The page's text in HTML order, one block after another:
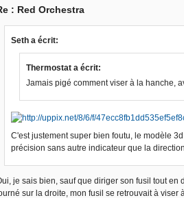
: Red Orchestra
Seth a écrit:
Thermostat a écrit:
Jamais pigé comment viser à la hanche,
C'est justement super bien foutu, le modèle
précision sans autre indicateur que la
je sais bien, sauf que diriger son fusil tout
sur la droite, mon fusil se retrouvait à